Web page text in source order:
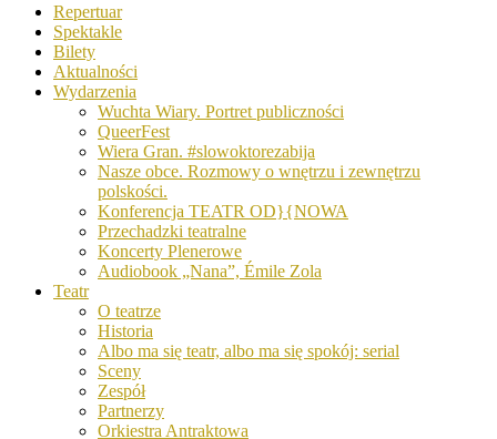
Teatr
Polski
Poznaniu
Repertuar
Spektakle
Bilety
Aktualności
Wydarzenia
Wuchta Wiary. Portret publiczności
QueerFest
Wiera Gran. #slowoktorezabija
Nasze obce. Rozmowy o wnętrzu i zewnętrzu
polskości.
Konferencja TEATR OD}{NOWA
Przechadzki teatralne
Koncerty Plenerowe
Audiobook „Nana”, Émile Zola
Teatr
O teatrze
Historia
Albo ma się teatr, albo ma się spokój: serial
Sceny
Zespół
Partnerzy
Orkiestra Antraktowa